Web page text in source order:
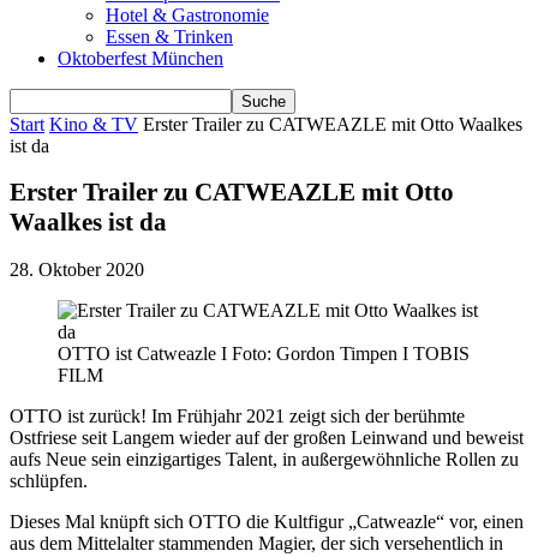
Hotel & Gastronomie
Essen & Trinken
Oktoberfest München
Start Kino & TV Erster Trailer zu CATWEAZLE mit Otto Waalkes
ist da
Erster Trailer zu CATWEAZLE mit Otto
Waalkes ist da
28. Oktober 2020
OTTO ist Catweazle I Foto: Gordon Timpen I TOBIS
FILM
OTTO ist zurück! Im Frühjahr 2021 zeigt sich der berühmte
Ostfriese seit Langem wieder auf der großen Leinwand und beweist
aufs Neue sein einzigartiges Talent, in außergewöhnliche Rollen zu
schlüpfen.
Dieses Mal knüpft sich OTTO die Kultfigur „Catweazle“ vor, einen
aus dem Mittelalter stammenden Magier, der sich versehentlich in